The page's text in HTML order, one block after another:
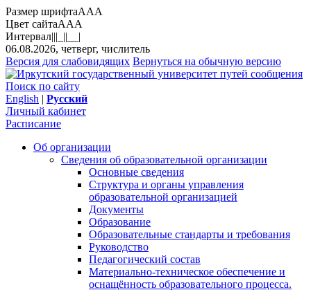
Размер шрифтаAAA
Цвет сайтаAAA
Интервал|||_||__|
06.08.2026, четверг, числитель
Версия для слабовидящих Вернуться на обычную версию
Поиск по сайту
English | Русский
Личный кабинет
Расписание
Об организации
Сведения об образовательной организации
Основные сведения
Структура и органы управления
образовательной организацией
Документы
Образование
Образовательные стандарты и требования
Руководство
Педагогический состав
Материально-техническое обеспечение и
оснащённость образовательного процесса.